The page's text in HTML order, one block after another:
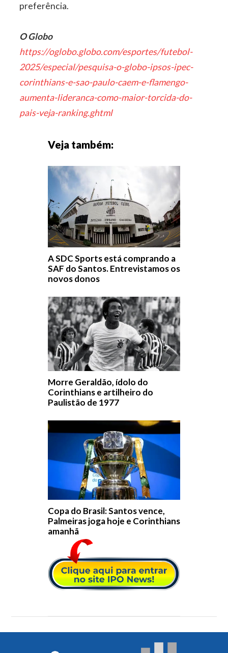
preferência.
O Globo
https://oglobo.globo.com/esportes/futebol-
2025/especial/pesquisa-o-globo-ipsos-ipec-
corinthians-e-sao-paulo-caem-e-flamengo-
aumenta-lideranca-como-maior-torcida-do-
pais-veja-ranking.ghtml
Veja também:
A SDC Sports está comprando a
SAF do Santos. Entrevistamos os
novos donos
Morre Geraldão, ídolo do
Corinthians e artilheiro do
Paulistão de 1977
Copa do Brasil: Santos vence,
Palmeiras joga hoje e Corinthians
amanhã